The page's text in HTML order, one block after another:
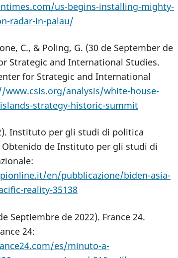
us-begins-installing-mighty-
radar-in-palau/
C., & Poling, G. (30 de September de
Strategic and International Studies.
for Strategic and International
www.csis.org/analysis/white-house-
strategy-historic-summit
Instituto per gli studi di politica
Obtenido de Instituto per gli studi di
en/pubblicazione/biden-asia-
reality-35138
Septiembre de 2022). France 24.
24:
es/minuto-a-